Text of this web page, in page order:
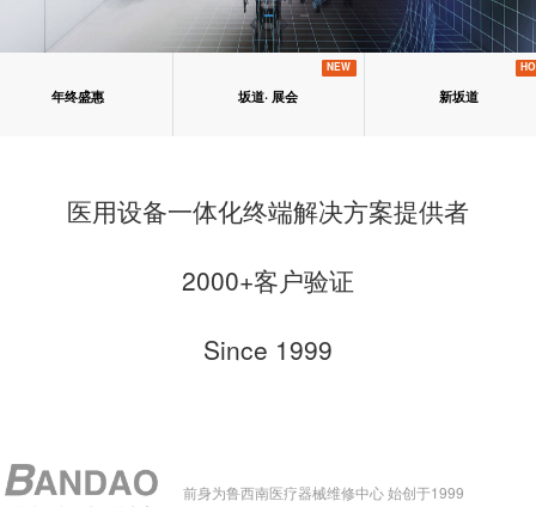
年终盛惠 坂道· 展会
NEW
新坂道
医用设备一体化终端解决方案提供者
2000+客户验证
Since 1999
前身为鲁西南医疗器械维修中心 始创于1999